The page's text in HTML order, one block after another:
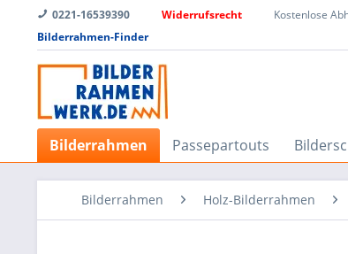
0221-16539390 Widerrufsrecht Kostenlose
Bilderrahmen-Finder
Bilderrahmen Passepartouts
Bilderrahmen Holz-Bilderrahmen